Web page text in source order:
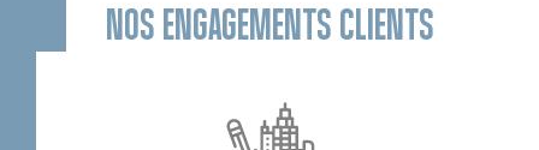
NOS ENGAGEMENTS CLIENTS